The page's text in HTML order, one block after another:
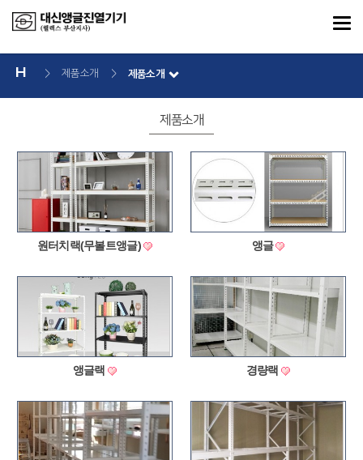
> 제품소개 > 제품소개
제품소개
원터치랙(무볼트앵글) 앵글
앵글랙 경량랙